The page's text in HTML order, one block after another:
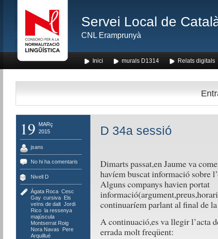
Servei Local de
CNL Eramprunyà
Inici murals D1314 Relats digitals
19
MARç
2015
jsans
No hi ha comentaris
Nivell D
Àgata Roca, Cesc
Gay, cursiva, Els
veïns de dalt, Jordi
Rico, la ressenya,
majúscula,
Montserrat Roig,
Nora Navas
Pere
Arquillué
D 34a sessió
Dimarts passat,en Jaume va
havíem buscat informació sobre
Alguns companys havien portat
continuaríem parlant al final de la
A continuació,es va llegir l’acta
errada molt freqüent: